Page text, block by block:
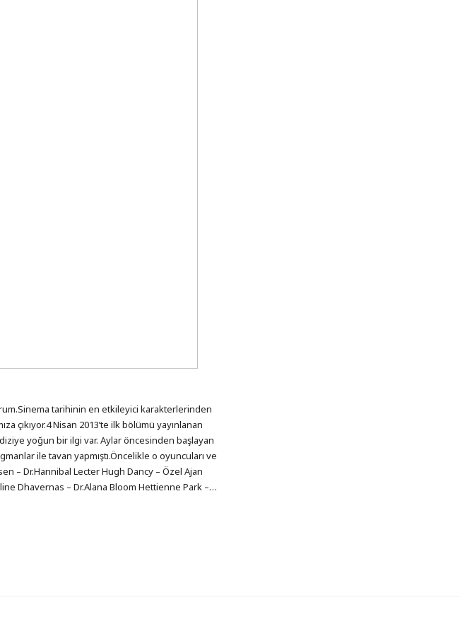
tarihinin en etkileyici karakterlerinden
çıkıyor.4 Nisan 2013’te ilk bölümü yayınlanan
yoğun bir ilgi var. Aylar öncesinden başlayan
ile tavan yapmıştı.Öncelikle o oyuncuları ve
– Dr.Hannibal Lecter Hugh Dancy – Özel Ajan
Dhavernas – Dr.Alana Bloom Hettienne Park –…